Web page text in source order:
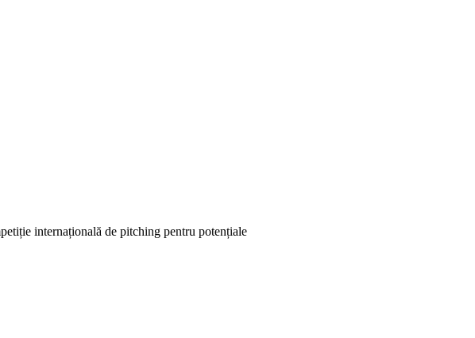
internațională de pitching pentru potențiale